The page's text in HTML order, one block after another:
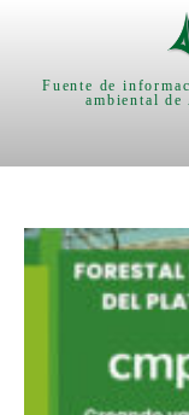
Fuente de
ambiental